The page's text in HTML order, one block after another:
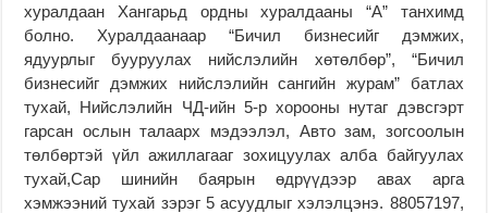
хуралдаан Хангарьд ордны хуралдааны “А” танхимд
болно. Хуралдаанаар “Бичил бизнесийг дэмжих,
ядуурлыг бууруулах нийслэлийн хөтөлбөр”, “Бичил
бизнесийг дэмжих нийслэлийн сангийн журам” батлах
тухай, Нийслэлийн ЧД-ийн 5-р хорооны нутаг дэвсгэрт
гарсан ослын талаарх мэдээлэл, Авто зам, зогсоолын
төлбөртэй үйл ажиллагааг зохицуулах алба байгуулах
тухай,Сар шинийн баярын өдрүүдээр авах арга
хэмжээний тухай зэрэг 5 асуудлыг хэлэлцэнэ. 88057197,